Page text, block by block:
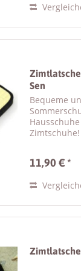
Sen
Bequeme
Zimtsohle,
Wunder,
11,90 € *